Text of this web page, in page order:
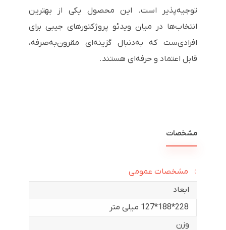
توجیه‌پذیر است. این محصول یکی از بهترین
انتخاب‌ها در میان ویدئو پروژکتورهای جیبی برای
افرادی‌ست که به‌دنبال گزینه‌ای مقرون‌به‌صرفه،
قابل اعتماد و حرفه‌ای هستند.
مشخصات
مشخصات عمومی
ابعاد
228*188*127 میلی متر
وزن